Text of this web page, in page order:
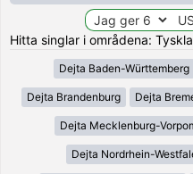
Hitta singlar i områdena:
Dejta Baden-Württemberg
Dejta Brandenburg Dejta
Dejta Mecklenburg-
Dejta Nordrhein-